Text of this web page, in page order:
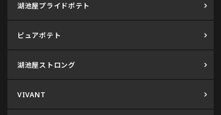
湖池屋プライドポテト
ピュアポテト
湖池屋ストロング
VIVANT